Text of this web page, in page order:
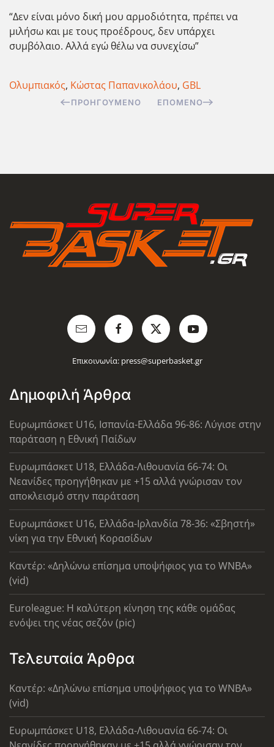
“Δεν είναι μόνο δική μου αρμοδιότητα, πρέπει να
μιλήσω και με τους προέδρους, δεν υπάρχει
συμβόλαιο. Αλλά εγώ θέλω να συνεχίσω”
Ολυμπιακός, Κώστας Παπανικολάου, GBL
ΠΡΟΗΓΟΎΜΕΝΟ ΕΠΌΜΕΝΟ
Επικοινωνία: press@superbasket.gr
Δημοφιλή Άρθρα
Ευρωμπάσκετ U16, Ισπανία-Ελλάδα 96-86: Λύγισε στην
παράταση η Εθνική Παίδων
Ευρωμπάσκετ U18, Ελλάδα-Λιθουανία 66-74: Οι
Νεανίδες προηγήθηκαν με +15 αλλά γνώρισαν τον
αποκλεισμό στην παράταση
Ευρωμπάσκετ U16, Ελλάδα-Ιρλανδία 78-36: «Σβηστή»
νίκη για την Εθνική Κορασίδων
Καντέρ: «Δηλώνω επίσημα υποψήφιος για το WNBA»
(vid)
Euroleague: Η καλύτερη κίνηση της κάθε ομάδας
ενόψει της νέας σεζόν (pic)
Τελευταία Άρθρα
Καντέρ: «Δηλώνω επίσημα υποψήφιος για το WNBA»
(vid)
Ευρωμπάσκετ U18, Ελλάδα-Λιθουανία 66-74: Οι